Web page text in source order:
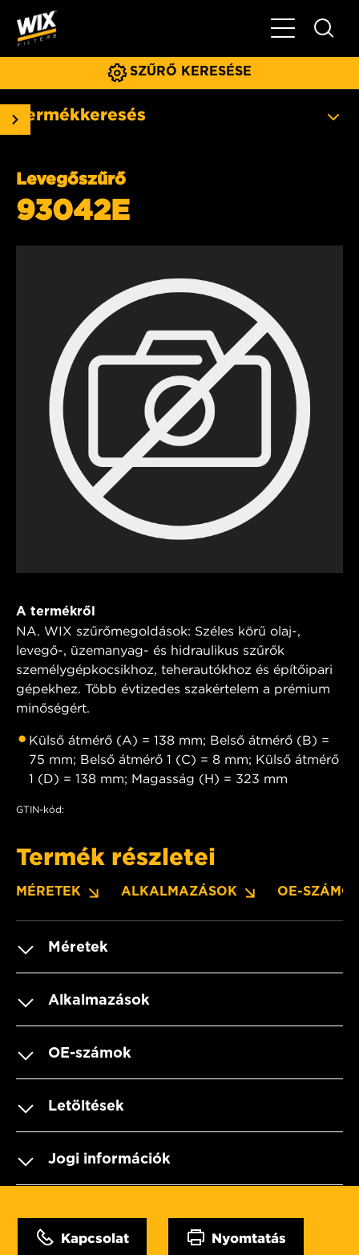
Főmenü
SZŰRŐ KERESÉSE
Termékkeresés
Levegőszűrő
93042E
A termékről
NA. WIX szűrőmegoldások: Széles körű olaj-,
levegő-, üzemanyag- és hidraulikus szűrők
személygépkocsikhoz, teherautókhoz és építőipari
gépekhez. Több évtizedes szakértelem a prémium
minőségért.
Külső átmérő (A) = 138 mm; Belső átmérő (B) =
75 mm; Belső átmérő 1 (C) = 8 mm; Külső átmérő
1 (D) = 138 mm; Magasság (H) = 323 mm
GTIN-kód:
Termék részletei
MÉRETEK ALKALMAZÁSOK OE-
Méretek
Alkalmazások
OE-számok
Letöltések
Jogi információk
Kapcsolat Nyomtatás